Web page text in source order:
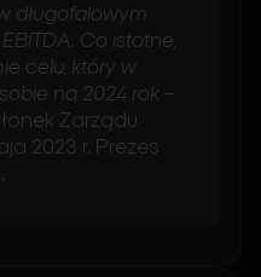
długofalowym
Co istotne,
celu, który w
na 2024 rok –
Zarządu
2023 r. Prezes